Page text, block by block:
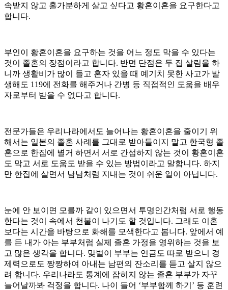
속받지 않고 홀가분하게 살고 싶다고 황혼이혼을 요구한다고
합니다.
부인이 황혼이혼을 요구하는 것을 어느 정도 막을 수 있다는
것이 졸혼의 장점이라고 합니다. 반면 단점은 두 집 살림을 하
니까 생활비가 많이 들고 혼자 있을 때 예기치 못한 사고가 발
생해도 119에 전화를 해주거나 간병 등 직접적인 도움을 배우
자로부터 받을 수 없다고 합니다.
전문가들은 우리나라에서도 늘어나는 황혼이혼을 줄이기 위
해서는 일본의 졸혼 사례를 그대로 받아들이지 말고 한국형 졸
혼으로 한집에 별거 하면서 서로 간섭하지 않는 것이 황혼이혼
도 막고 서로 도움도 받을 수 있는 방법이라고 말합니다. 하지
만 한집에 살면서 남남처럼 지내는 것이 쉬운 일이 아닙니다.
눈에 안 보이면 모를까 같이 있으면서 투명인간처럼 서로 행동
한다는 것이 속에서 천불이 나기도 할 것입니다. 그래도 이혼
보다는 시간을 바탕으로 화해를 모색한다고 봅니다. 앞에서 예
를 든 내가 아는 부부처럼 실제 졸혼 가정을 영위하는 것을 보
고 많은 생각을 합니다. 맞벌이 부부는 연금도 따로 받으니 경
제력으로도 짱짱하여 아내는 남편의 잔소리를 듣고 살지 않으
려 합니다. 우리나라도 통계에 잡히지 않는 졸혼 부부가 자꾸
늘어날까봐 걱정을 합니다. 나이 들어 ‘부부함께 하기’ 등 훈련